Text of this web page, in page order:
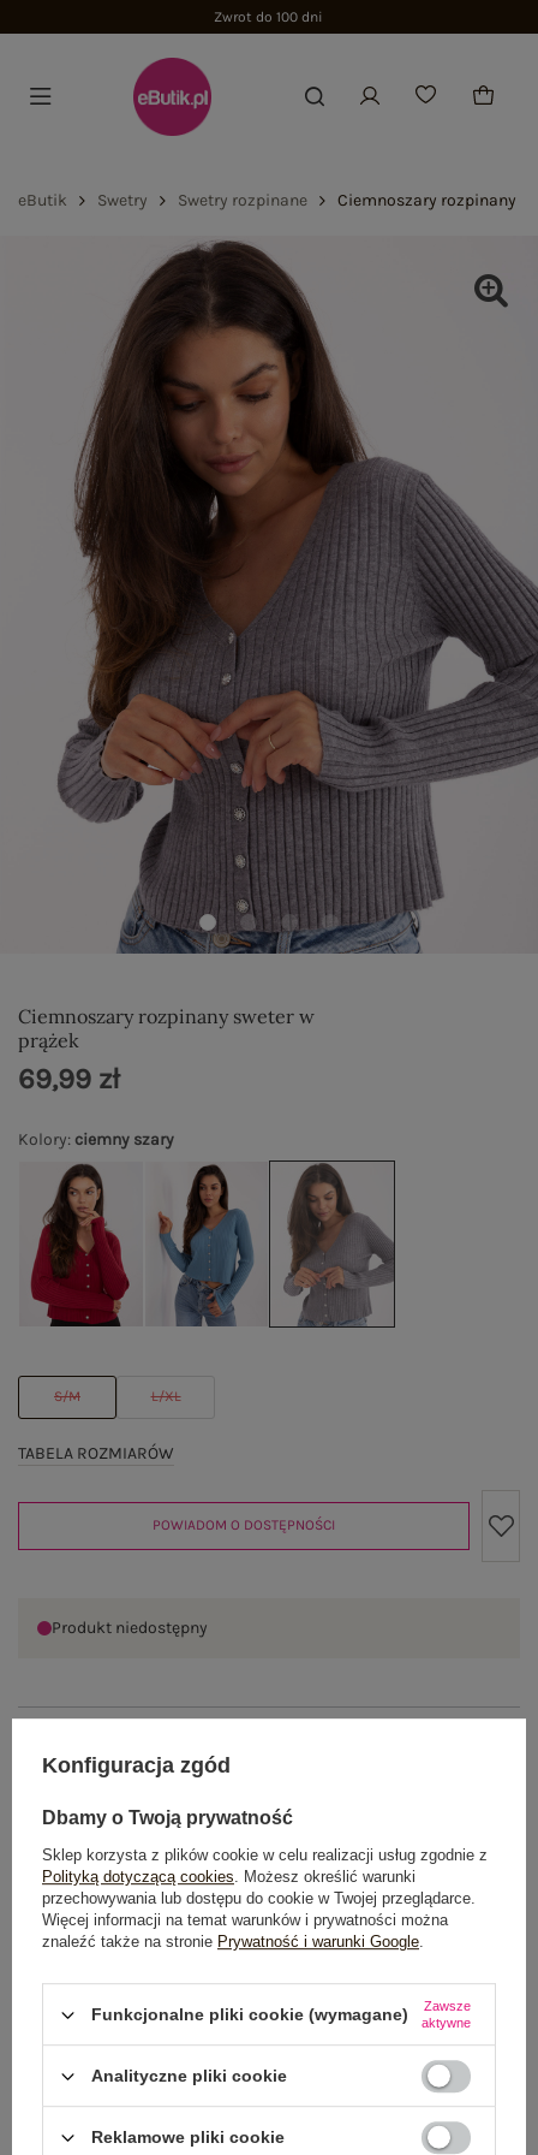
Zwrot do 100 dni
eButik Swetry Swetry rozpinane Ciemnoszary rozpinany
Ciemnoszary rozpinany sweter w
prążek
Kolory: ciemny szary
S/M L/XL
TABELA ROZMIARÓW
69,99 zł
POWIADOM O DOSTĘPNOŚCI
Produkt niedostępny
OPINIE O PRODUKCIE (0)
WYSYŁKA I DOSTAWA
Konfiguracja zgód
Dbamy o Twoją prywatność
Sklep korzysta z plików cookie w celu realizacji usług zgodnie z
Polityką dotyczącą cookies. Możesz określić warunki
przechowywania lub dostępu do cookie w Twojej przeglądarce.
Więcej informacji na temat warunków i prywatności można
znaleźć także na stronie Prywatność i warunki Google.
Funkcjonalne pliki cookie (wymagane)
Zawsze
aktywne
Analityczne pliki cookie
Reklamowe pliki cookie